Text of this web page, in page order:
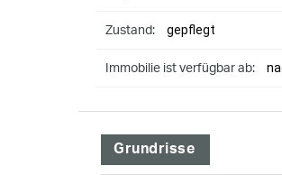
Zustand: gepflegt
Immobilie ist verfügbar ab:
Grundrisse